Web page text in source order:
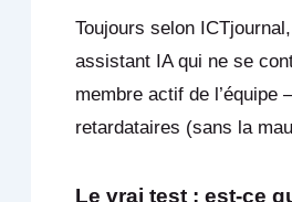
Toujours selon
assistant IA qui ne se
membre actif de
retardataires (sans la
Le vrai test : est-ce